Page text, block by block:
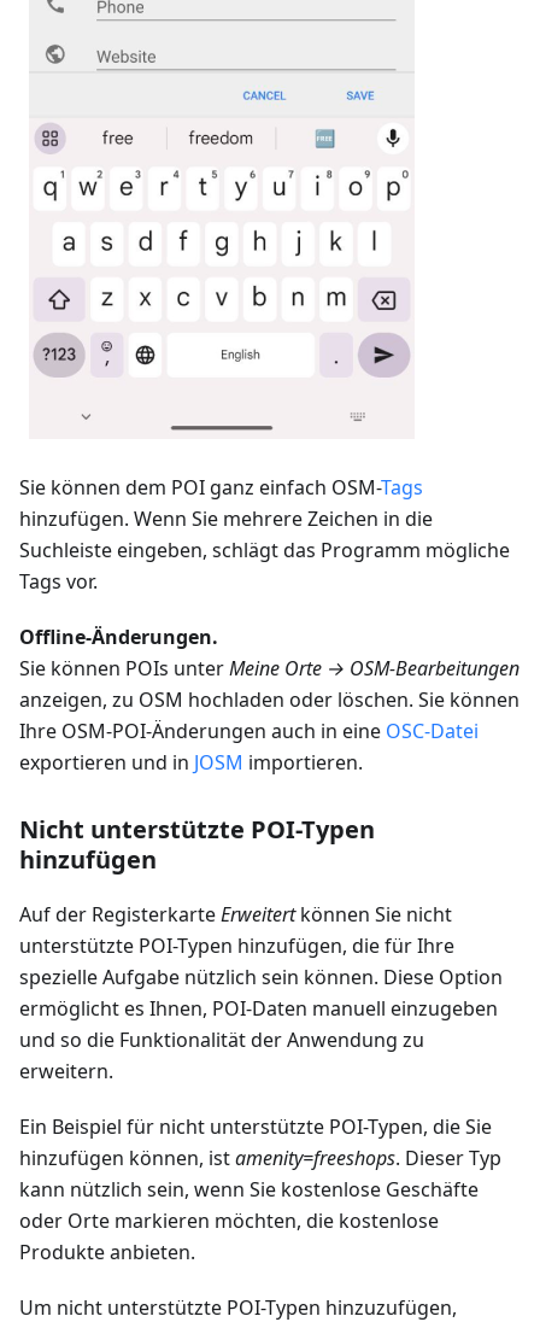
Sie können dem POI ganz einfach OSM-Tags
hinzufügen. Wenn Sie mehrere Zeichen in die
Suchleiste eingeben, schlägt das Programm mögliche
Tags vor.
Offline-Änderungen.
Sie können POIs unterMeine Orte → OSM-Bearbeitungen
anzeigen, zu OSM hochladen oder löschen. Sie können
Ihre OSM-POI-Änderungen auch in eine OSC-Datei
exportieren und in JOSM importieren.
Nicht unterstützte POI-Typen
hinzufügen
Auf der RegisterkarteErweitertkönnen Sie nicht
unterstützte POI-Typen hinzufügen, die für Ihre
spezielle Aufgabe nützlich sein können. Diese Option
ermöglicht es Ihnen, POI-Daten manuell einzugeben
und so die Funktionalität der Anwendung zu
erweitern.
Ein Beispiel für nicht unterstützte POI-Typen, die Sie
hinzufügen können, istamenity=freeshops. Dieser Typ
kann nützlich sein, wenn Sie kostenlose Geschäfte
oder Orte markieren möchten, die kostenlose
Produkte anbieten.
Um nicht unterstützte POI-Typen hinzuzufügen,